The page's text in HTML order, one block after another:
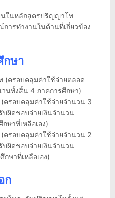
นในหลักสูตรปริญญาโท
ารทำงานในด้านที่เกี่ยวข้อง
กษา
(ครอบคลุมค่าใช้จ่ายตลอด
วนทั้งสิ้น 4 ภาคการศึกษา)
ครอบคลุมค่าใช้จ่ายจำนวน 3
ผิดชอบจ่ายเงินจำนวน
ษาที่เหลือเอง)
ครอบคลุมค่าใช้จ่ายจำนวน 2
ผิดชอบจ่ายเงินจำนวน
ษาที่เหลือเอง)
ก